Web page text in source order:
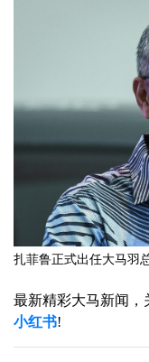
扎菲鲁正式出任大马羽
最新精彩大马新闻，
小红书!